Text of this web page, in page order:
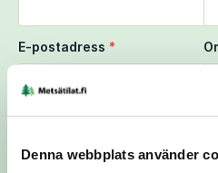
Denna webbplats använder
E-postadress *
Lägg till meddelande